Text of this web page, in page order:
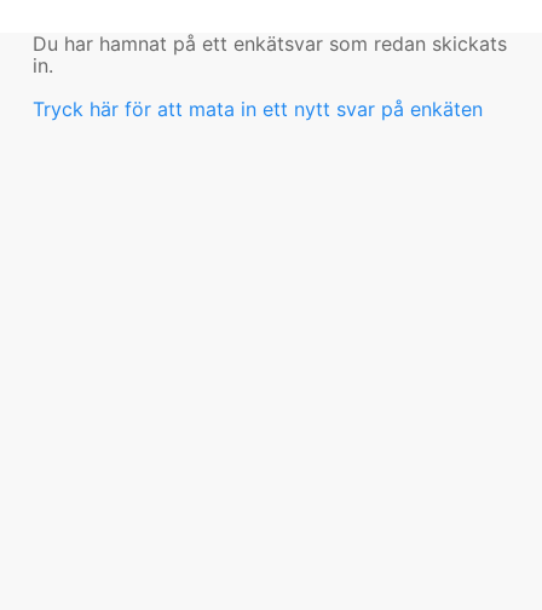
Du har hamnat på ett enkätsvar som redan skickats
in.
Tryck här för att mata in ett nytt svar på enkäten